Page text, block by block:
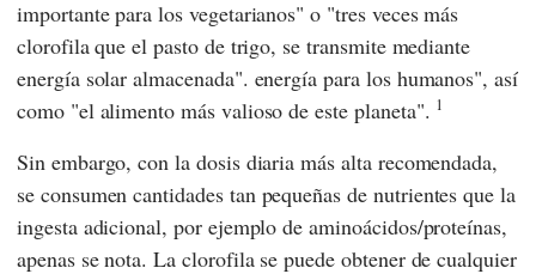
importante para los vegetarianos" o "tres veces más
clorofila que el pasto de trigo, se transmite mediante
energía solar almacenada". energía para los humanos", así
como "el alimento más valioso de este planeta". 1
Sin embargo, con la dosis diaria más alta recomendada,
se consumen cantidades tan pequeñas de nutrientes que la
ingesta adicional, por ejemplo de aminoácidos/proteínas,
apenas se nota. La clorofila se puede obtener de cualquier